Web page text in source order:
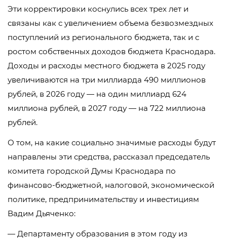
Эти корректировки коснулись всех трех лет и
связаны как с увеличением объема безвозмездных
поступлений из регионального бюджета, так и с
ростом собственных доходов бюджета Краснодара.
Доходы и расходы местного бюджета в 2025 году
увеличиваются на три миллиарда 490 миллионов
рублей, в 2026 году — на один миллиард 624
миллиона рублей, в 2027 году — на 722 миллиона
рублей.
О том, на какие социально значимые расходы будут
направлены эти средства, рассказал председатель
комитета городской Думы Краснодара по
финансово-бюджетной, налоговой, экономической
политике, предпринимательству и инвестициям
Вадим Дьяченко:
— Департаменту образования в этом году из